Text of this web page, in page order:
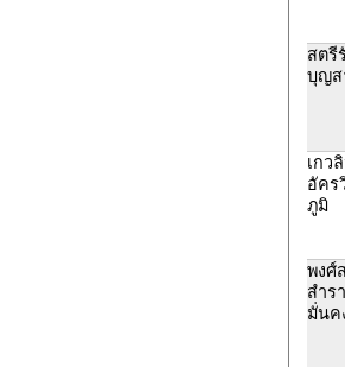
สตรี
บุญส
เกว
อัคร
ภูมิ
พงศ์
สำร
มั่นค